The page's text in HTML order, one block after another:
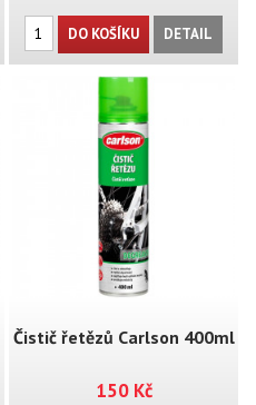
DO KOŠÍKU DETAIL
Čistič řetězů Carlson 400ml
150 Kč